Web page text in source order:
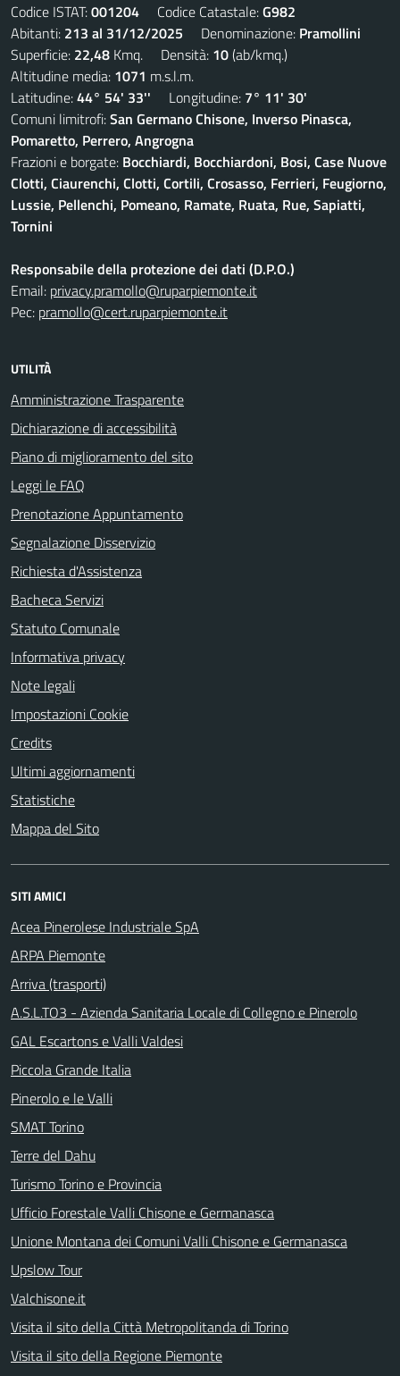
Codice ISTAT:001204 Codice Catastale:G982
Abitanti: 213 al 31/12/2025 Denominazione: Pramollini
Superficie: 22,48 Kmq. Densità: 10(ab/kmq.)
Altitudine media: 1071 m.s.l.m.
Latitudine:44° 54' 33'' Longitudine: 7° 11' 30'
Comuni limitrofi:San Germano Chisone, Inverso Pinasca,
Pomaretto, Perrero, Angrogna
Frazioni e borgate: Bocchiardi, Bocchiardoni, Bosi, Case Nuove
Clotti, Ciaurenchi, Clotti, Cortili, Crosasso, Ferrieri, Feugiorno,
Lussie, Pellenchi, Pomeano, Ramate, Ruata, Rue, Sapiatti,
Tornini
Responsabile della protezione dei dati (D.P.O.)
Email: privacy.pramollo@ruparpiemonte.it
Pec: pramollo@cert.ruparpiemonte.it
UTILITÀ
Amministrazione Trasparente
Dichiarazione di accessibilità
Piano di miglioramento del sito
Leggi le FAQ
Prenotazione Appuntamento
Segnalazione Disservizio
Richiesta d'Assistenza
Bacheca Servizi
Statuto Comunale
Informativa privacy
Note legali
Impostazioni Cookie
Credits
Ultimi aggiornamenti
Statistiche
Mappa del Sito
SITI AMICI
Acea Pinerolese Industriale SpA
ARPA Piemonte
Arriva (trasporti)
A.S.L.TO3 - Azienda Sanitaria Locale di Collegno e Pinerolo
GAL Escartons e Valli Valdesi
Piccola Grande Italia
Pinerolo e le Valli
SMAT Torino
Terre del Dahu
Turismo Torino e Provincia
Ufficio Forestale Valli Chisone e Germanasca
Unione Montana dei Comuni Valli Chisone e Germanasca
Upslow Tour
Valchisone.it
Visita il sito della Città Metropolitanda di Torino
Visita il sito della Regione Piemonte